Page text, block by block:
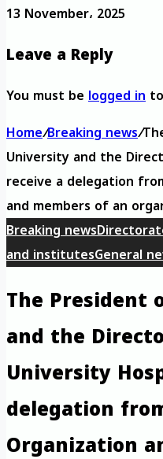
13 November، 2025
Leave a Reply
You must belogged in
Home/Breaking news/
University and the
receive a delegation
and members of an
Breaking news
and institutesGeneral
The
and the
University
delegation
Organization